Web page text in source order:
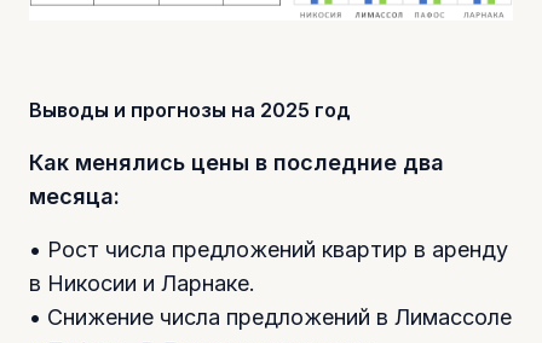
Выводы и прогнозы на 2025 год
Как менялись цены в последние два
месяца:
• Рост числа предложений квартир в аренду
в Никосии и Ларнаке.
• Снижение числа предложений в Лимассоле